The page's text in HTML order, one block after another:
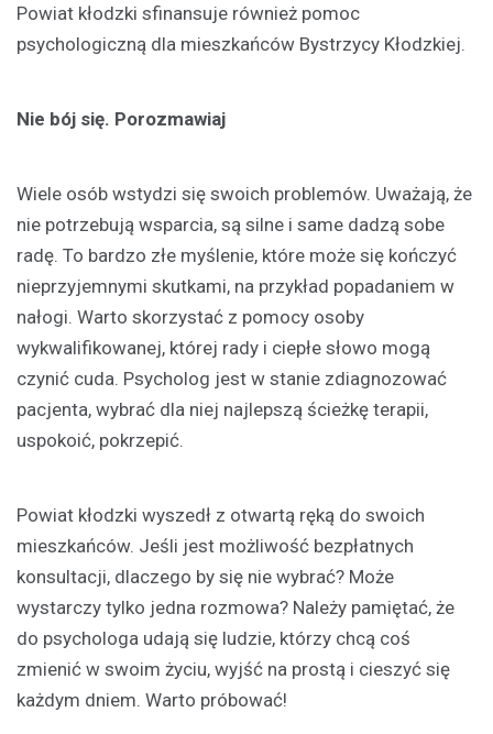
Powiat kłodzki sfinansuje również pomoc
psychologiczną dla mieszkańców Bystrzycy Kłodzkiej.
Nie bój się. Porozmawiaj
Wiele osób wstydzi się swoich problemów. Uważają, że
nie potrzebują wsparcia, są silne i same dadzą sobe
radę. To bardzo złe myślenie, które może się kończyć
nieprzyjemnymi skutkami, na przykład popadaniem w
nałogi. Warto skorzystać z pomocy osoby
wykwalifikowanej, której rady i ciepłe słowo mogą
czynić cuda. Psycholog jest w stanie zdiagnozować
pacjenta, wybrać dla niej najlepszą ścieżkę terapii,
uspokoić, pokrzepić.
Powiat kłodzki wyszedł z otwartą ręką do swoich
mieszkańców. Jeśli jest możliwość bezpłatnych
konsultacji, dlaczego by się nie wybrać? Może
wystarczy tylko jedna rozmowa? Należy pamiętać, że
do psychologa udają się ludzie, którzy chcą coś
zmienić w swoim życiu, wyjść na prostą i cieszyć się
każdym dniem. Warto próbować!